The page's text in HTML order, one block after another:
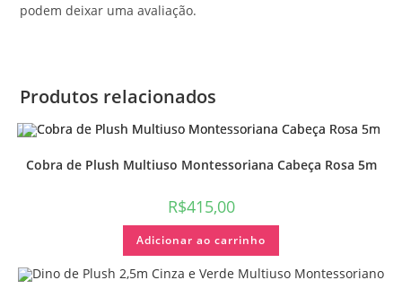
podem deixar uma avaliação.
Produtos relacionados
Cobra de Plush Multiuso Montessoriana Cabeça Rosa 5m
R$415,00
Adicionar ao carrinho